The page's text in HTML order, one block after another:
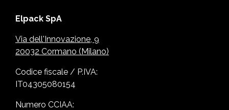
Elpack SpA
Via dell'Innovazione, 9
20032 Cormano (Milano)
Codice fiscale / P.IVA:
IT04305080154
Numero CCIAA: